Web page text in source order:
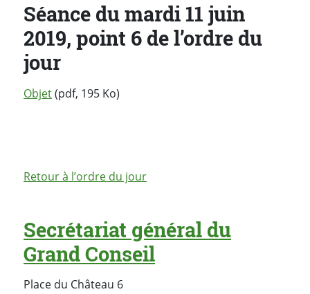
Séance du mardi 11 juin
2019, point 6 de l’ordre du
jour
Objet(pdf, 195 Ko)
Retour à l’ordre du jour
Secrétariat général du
Grand Conseil
Place du Château 6